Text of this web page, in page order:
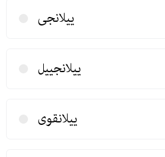
ییلانجی
ییلانجییل
ییلانقوی